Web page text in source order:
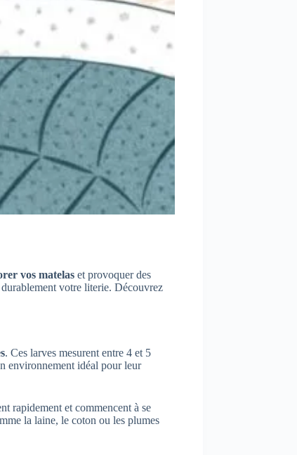
vos matelas et provoquer des
votre literie. Découvrez
. Ces larves mesurent entre 4 et 5
environnement idéal pour leur
rapidement et commencent à se
la laine, le coton ou les plumes